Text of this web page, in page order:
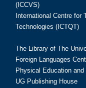
(ICCVS)
International Centre for
Technologies (ICTQT)
The Library of The
Foreign Languages
Physical Education
UG Publishing House